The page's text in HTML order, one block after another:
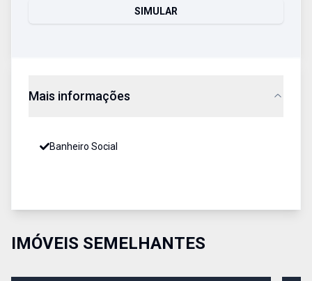
SIMULAR
Mais informações
Banheiro Social
IMÓVEIS SEMELHANTES